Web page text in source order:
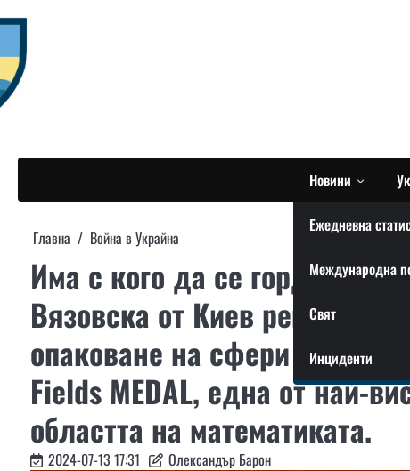
to
content
Новини
Ежедневна
Международна
Свят
Инциденти
Главна Война в Украйна
Има с кого да се гордеем!
Вязовска от Киев реши
опаковане на сфери в
Fields MEDAL, една от най-
областта на математиката.
2024-07-13 17:31 Олександър Барон